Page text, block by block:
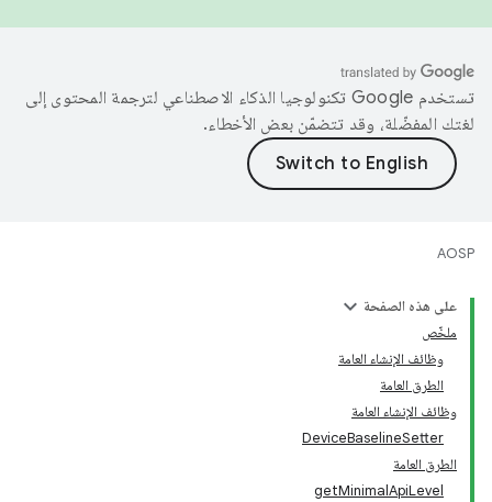
تستخدم Google تكنولوجيا الذكاء الاصطناعي لترجمة المحتوى إلى
لغتك المفضّلة، وقد تتضمّن بعض الأخطاء.
AOSP
على هذه الصفحة
ملخّص
وظائف الإنشاء العامة
الطرق العامة
وظائف الإنشاء العامة
DeviceBaselineSetter
الطرق العامة
getMinimalApiLevel